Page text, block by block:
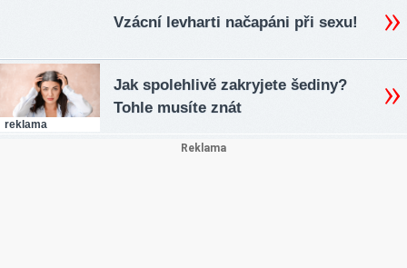
Vzácní levharti načapáni při sexu!
reklama
Jak spolehlivě zakryjete šediny?
Tohle musíte znát